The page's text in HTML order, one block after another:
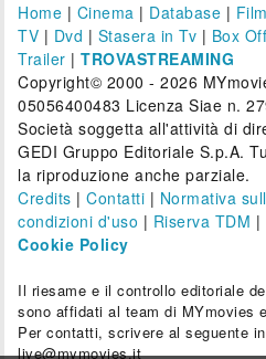
Home | Cinema | Database | Film
TV | Dvd | Stasera in Tv | Box
Trailer |TROVASTREAMING
Copyright© 2000 - 2026
05056400483 Licenza Siae n.
Società soggetta all'attività di
GEDI Gruppo Editoriale S.p.A.
la riproduzione anche parziale.
Credits |Contatti | Normativa
condizioni d'uso | Riserva TDM |
Cookie Policy
Il riesame e il controllo editoriale
sono affidati al team di MYmovies
Per contatti, scrivere al seguente
live@mymovies.it